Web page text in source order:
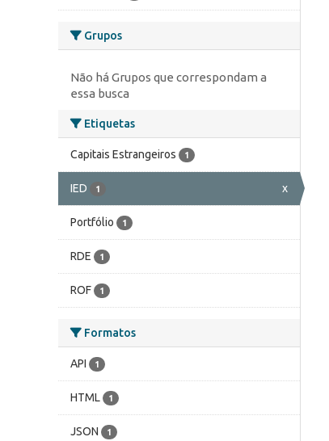
Grupos
Não há Grupos que correspondam a
essa busca
Etiquetas
Capitais Estrangeiros 1
IED 1 x
Portfólio 1
RDE 1
ROF 1
Formatos
API 1
HTML 1
JSON 1